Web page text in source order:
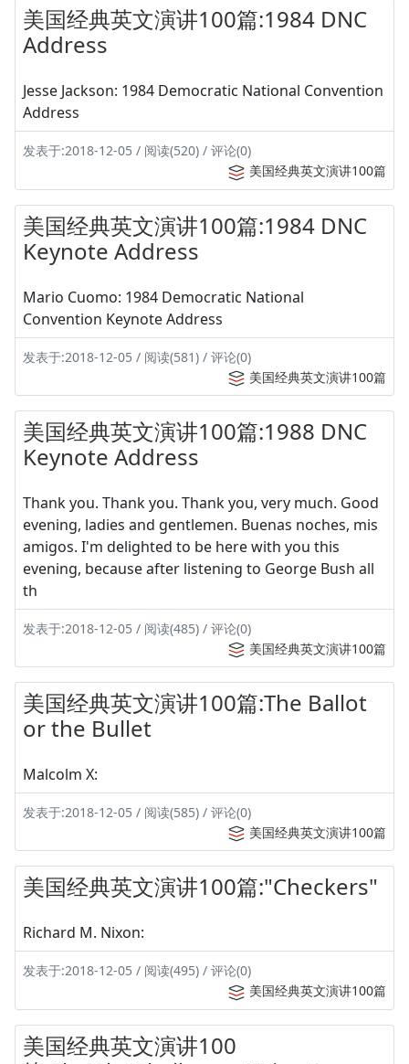
美国经典英文演讲100篇:1984 DNC
Address
Jesse Jackson: 1984 Democratic National Convention
Address
发表于:2018-12-05 / 阅读(520) / 评论(0)
美国经典英文演讲100篇
美国经典英文演讲100篇:1984 DNC
Keynote Address
Mario Cuomo: 1984 Democratic National
Convention Keynote Address
发表于:2018-12-05 / 阅读(581) / 评论(0)
美国经典英文演讲100篇
美国经典英文演讲100篇:1988 DNC
Keynote Address
Thank you. Thank you. Thank you, very much. Good
evening, ladies and gentlemen. Buenas noches, mis
amigos. I'm delighted to be here with you this
evening, because after listening to George Bush all
th
发表于:2018-12-05 / 阅读(485) / 评论(0)
美国经典英文演讲100篇
美国经典英文演讲100篇:The Ballot
or the Bullet
Malcolm X:
发表于:2018-12-05 / 阅读(585) / 评论(0)
美国经典英文演讲100篇
美国经典英文演讲100篇:"Checkers"
Richard M. Nixon:
发表于:2018-12-05 / 阅读(495) / 评论(0)
美国经典英文演讲100篇
美国经典英文演讲100